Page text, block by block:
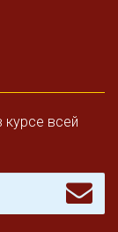
всей